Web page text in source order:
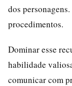
dos
procedimentos.
Dominar esse
habilidade
comunicar com